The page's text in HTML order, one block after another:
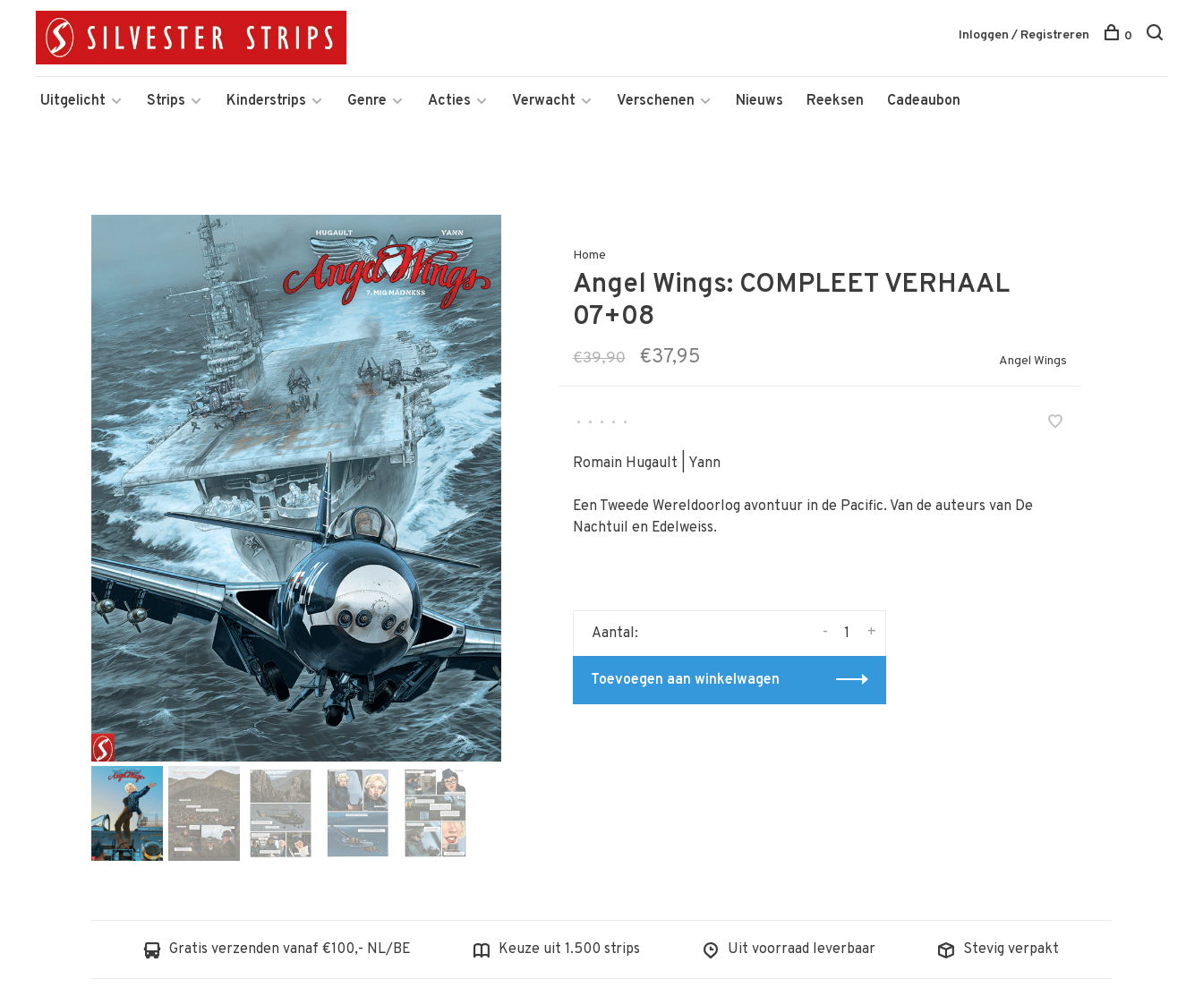
Uitgelicht Strips Kinderstrips Genre Acties Verwacht Verschenen Nieuws Reeksen Cadeaubon
Inloggen / Registreren 0
Home
Angel Wings: COMPLEET VERHAAL
07+08
€39,90 €37,95 Angel Wings
• • • • •
Romain Hugault | Yann
Een Tweede Wereldoorlog avontuur in de Pacific. Van de auteurs van De
Nachtuil en Edelweiss.
Aantal: +
-
Toevoegen aan winkelwagen
Gratis verzenden vanaf €100,- NL/BE Keuze uit 1.500 strips Uit voorraad leverbaar Stevig verpakt